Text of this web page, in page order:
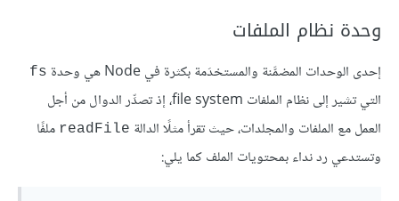
وحدة نظام الملفات
إحدى الوحدات المضمَّنة والمستخدَمة بكثرة في Node هي وحدة fs
التي تشير إلى نظام الملفات file system، إذ تصدِّر الدوال من أجل
العمل مع الملفات والمجلدات، حيث تقرأ مثلًا الدالة readFile ملفًا
وتستدعي رد نداء بمحتويات الملف كما يلي: